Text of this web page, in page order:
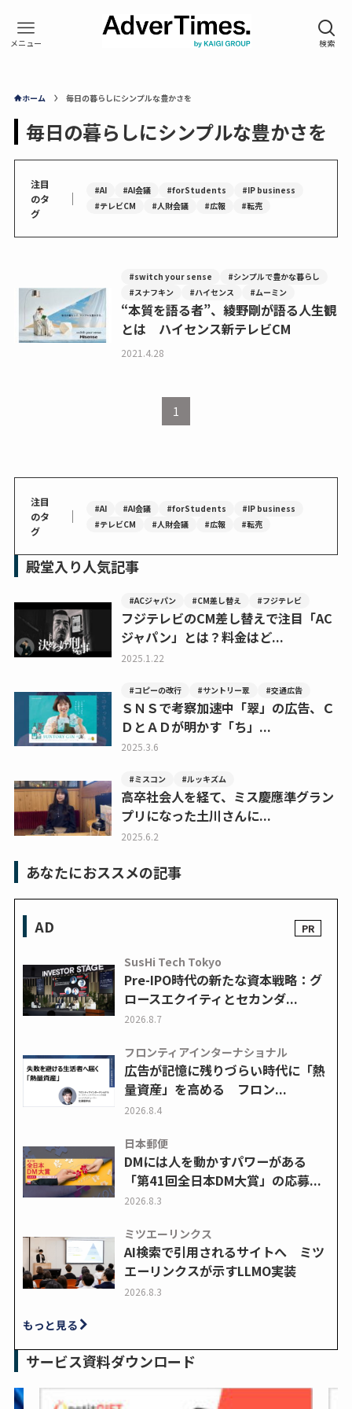
ホーム 毎日の暮らしにシンプルな豊かさを
毎日の暮らしにシンプルな豊かさを
注目
のタ
グ
｜ #AI #AI会議 #forStudents
#IP business
#テレビCM
#人財会議 #広報 #転売
#switch your sense
#シンプルで豊かな暮らし
#スナフキン
#ハイセンス #ムーミン
“本質を語る者”、綾野剛が語る人生観
とは ハイセンス新テレビCM
2021.4.28
1
注目
のタ
グ
｜ #AI #AI会議 #forStudents
#IP business
#テレビCM
#人財会議 #広報 #転売
殿堂入り人気記事
#ACジャパン #CM差し替え #フジテレビ
フジテレビのCM差し替えで注目「AC
ジャパン」とは？料金はど...
2025.1.22
#コピーの改行 #サントリー翠 #交通広告
ＳＮＳで考察加速中「翠」の広告、Ｃ
ＤとＡＤが明かす「ち」...
2025.3.6
#ミスコン #ルッキズム
高卒社会人を経て、ミス慶應準グラン
プリになった土川さんに...
2025.6.2
あなたにおススメの記事
AD
SusHi Tech Tokyo
Pre-IPO時代の新たな資本戦略：グ
ロースエクイティとセカンダ...
2026.8.7
フロンティアインターナショナル
広告が記憶に残りづらい時代に「熱
量資産」を高める フロン...
2026.8.4
日本郵便
DMには人を動かすパワーがある
「第41回全日本DM大賞」の応募...
2026.8.3
ミツエーリンクス
AI検索で引用されるサイトへ ミツ
エーリンクスが示すLLMO実装
2026.8.3
もっと見る
サービス資料ダウンロード